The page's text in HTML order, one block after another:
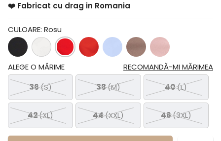
❤️ Fabricat cu drag in Romania
CULOARE: Rosu
RECOMANDĂ-MI MĂRIMEA
ALEGE O MĂRIME
36(S) 38(M) 40(L)
42(XL) 44(XXL) 46(3XL)